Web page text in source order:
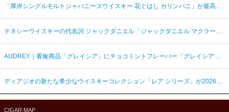
「厚岸シングルモルトジャパニーズウイスキー 花ぐはし カリンパニ」が最高金賞、ジャパングランプリ受賞
テネシーウイスキーの代名詞 ジャックダニエル「ジャックダニエル マクラーレン2026ラベル」を数量限定発売
AUDREY｜看板商品「グレイシア」にチョコミントフレーバー「グレイシア チョコミンティ」が新登場
ディアジオの新たな希少なウイスキーコレクション「レア シリーズ」が2026年7月7日（火）より日本発売
CIGAR MAP